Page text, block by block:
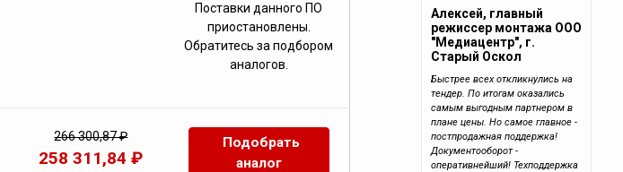
Поставки данного ПО
приостановлены.
Обратитесь за подбором
аналогов.
266 300,87 ₽
258 311,84 ₽
Подобрать
аналог
Алексей, главный
режиссер монтажа ООО
"Медиацентр", г.
Старый Оскол
Быстрее всех откликнулись на
тендер. По итогам оказались
самым выгодным партнером в
плане цены. Но самое главное -
постпродажная поддержка!
Документооборот -
оперативнейший! Техподдержка